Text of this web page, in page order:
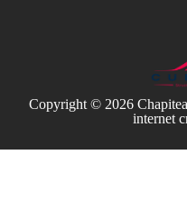
Copyright © 2026
internet